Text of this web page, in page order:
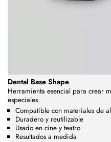
Dental Base Shape
Herramienta esencial para crear
especiales.
Compatible con materiales de
Duradero y reutilizable
Usado en cine y teatro
Resultados a medida